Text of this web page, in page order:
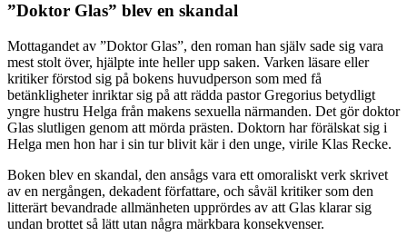
”Doktor Glas” blev en skandal
Mottagandet av ”Doktor Glas”, den roman han själv sade sig vara
mest stolt över, hjälpte inte heller upp saken. Varken läsare eller
kritiker förstod sig på bokens huvudperson som med få
betänkligheter inriktar sig på att rädda pastor Gregorius betydligt
yngre hustru Helga från makens sexuella närmanden. Det gör doktor
Glas slutligen genom att mörda prästen. Doktorn har förälskat sig i
Helga men hon har i sin tur blivit kär i den unge, virile Klas Recke.
Boken blev en skandal, den ansågs vara ett omoraliskt verk skrivet
av en nergången, dekadent författare, och såväl kritiker som den
litterärt bevandrade allmänheten upprördes av att Glas klarar sig
undan brottet så lätt utan några märkbara konsekvenser.